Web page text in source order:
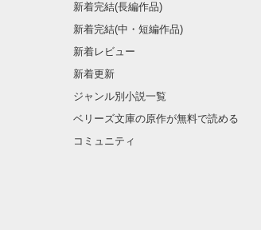
新着完結(長編作品)
新着完結(中・短編作品)
新着レビュー
新着更新
ジャンル別小説一覧
ベリーズ文庫の原作が無料で読める
コミュニティ